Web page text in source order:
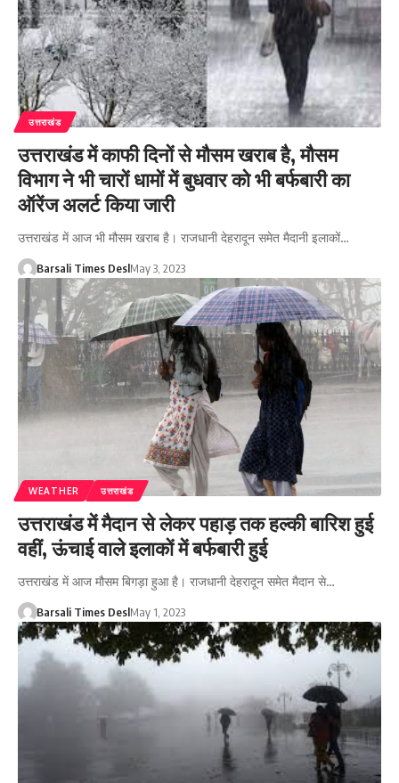
उत्तराखंड
उत्तराखंड में काफी दिनों से मौसम खराब है, मौसम
विभाग ने भी चारों धामों में बुधवार को भी बर्फबारी का
ऑरेंज अलर्ट किया जारी
उत्तराखंड में आज भी मौसम खराब है। राजधानी देहरादून समेत मैदानी इलाकों…
Barsali Times DeslMay 3, 2023
WEATHER उत्तराखंड
उत्तराखंड में मैदान से लेकर पहाड़ तक हल्की बारिश हुई
वहीं, ऊंचाई वाले इलाकों में बर्फबारी हुई
उत्तराखंड में आज मौसम बिगड़ा हुआ है। राजधानी देहरादून समेत मैदान से…
Barsali Times DeslMay 1, 2023